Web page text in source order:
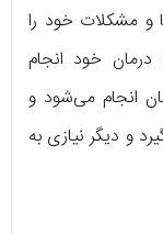
و مشکلات خود را
خود انجام
انجام می‌شود و
و دیگر نیازی به